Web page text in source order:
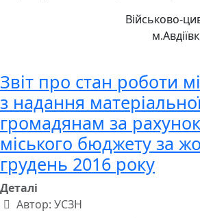
Військово-
Звіт про стан роботи
з надання
громадянам за
міського бюджету за
грудень 2016 року
Деталі
Автор: УСЗН